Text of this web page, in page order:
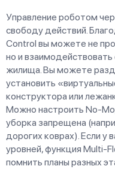
Управление роботом
свободу действий.
Control вы можете не
но и
жилища. Вы можете
установить
конструктора или
Можно настроить No-
уборка запрещена
дорогих коврах). Если у
уровней, функция Multi-
помнить планы разных